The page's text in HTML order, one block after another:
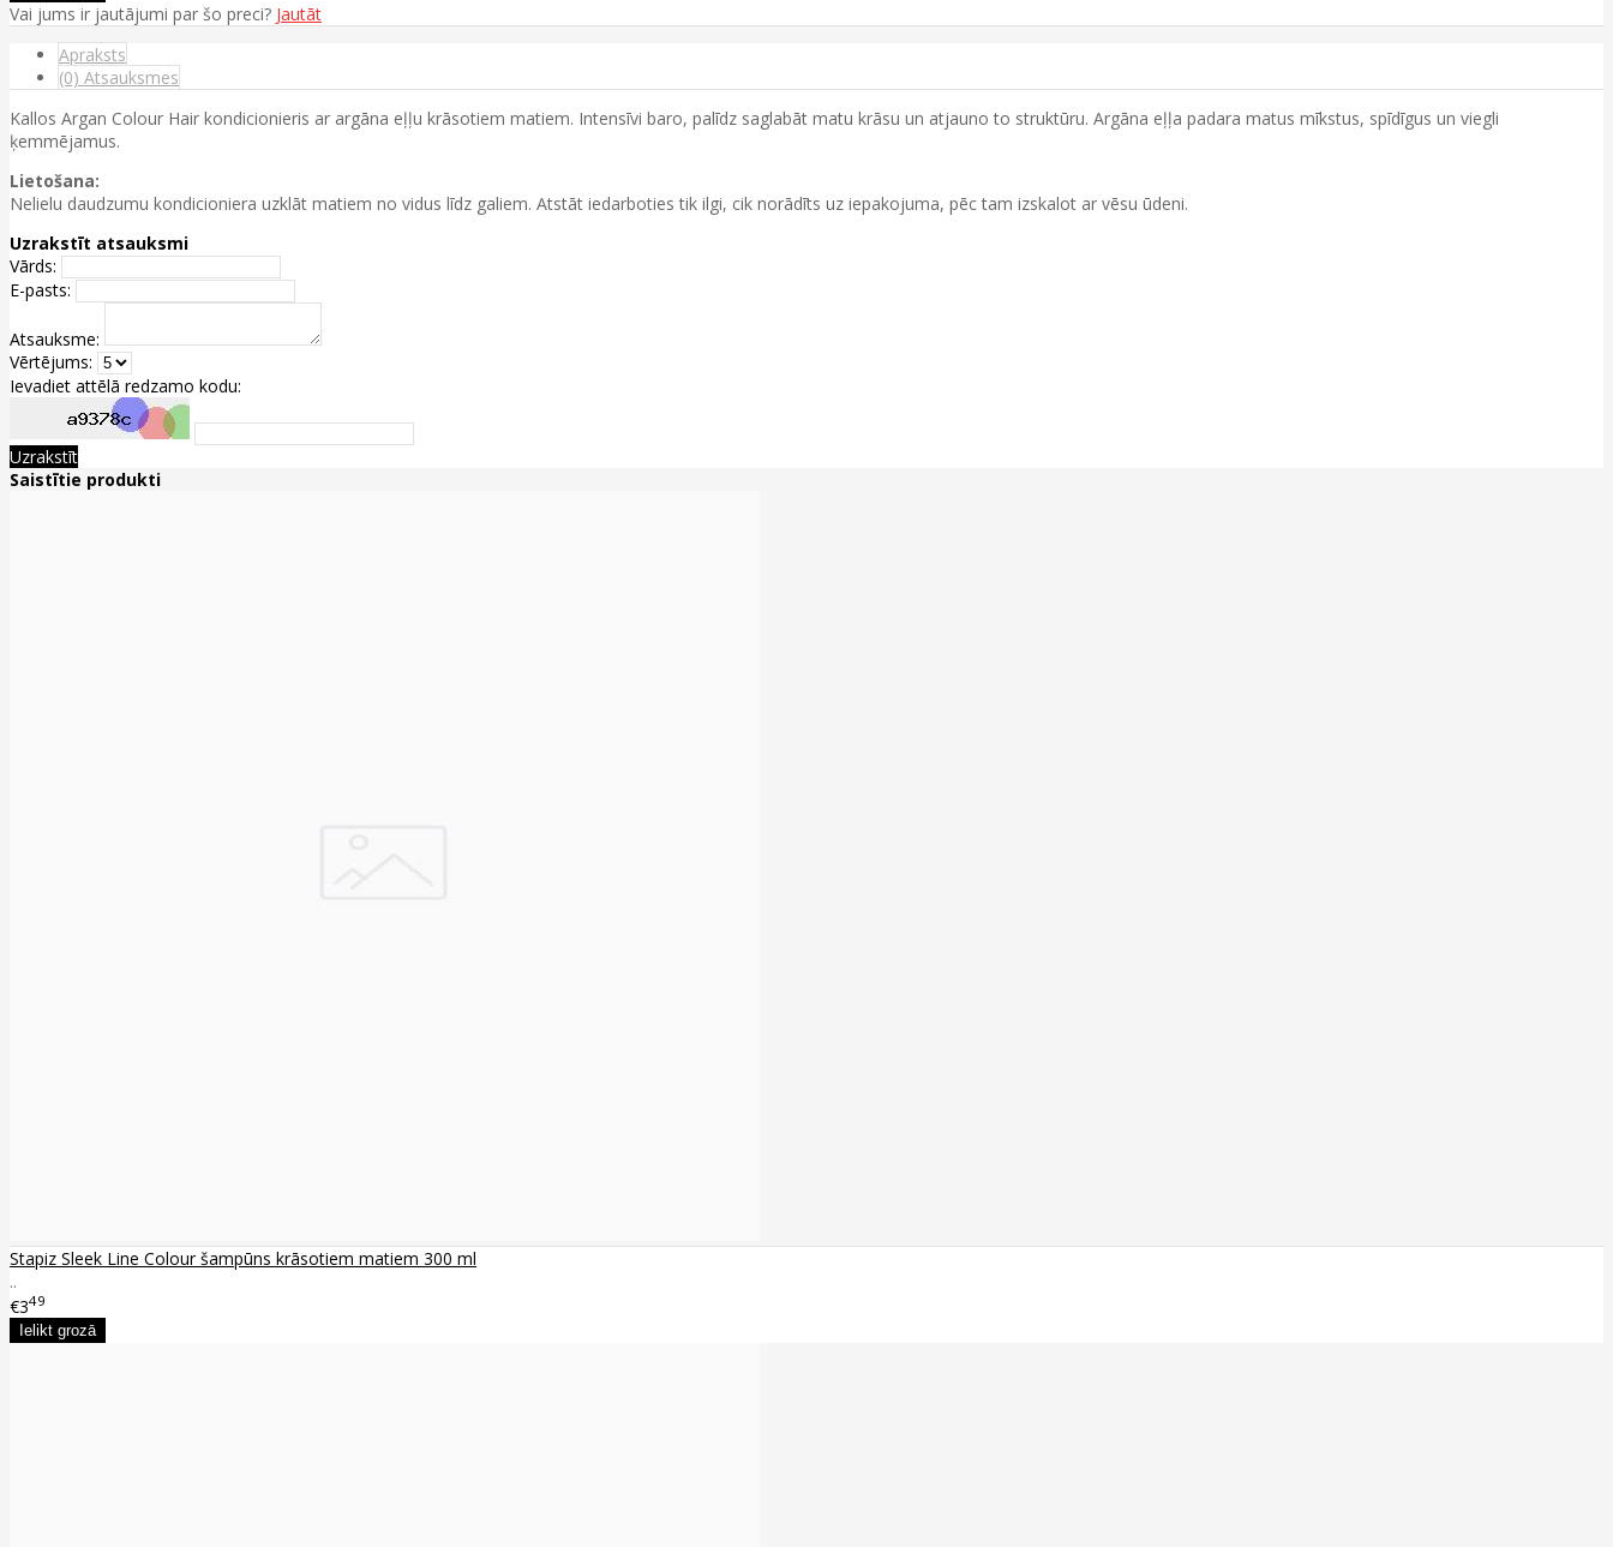
Vai jums ir jautājumi par šo preci? Jautāt
Apraksts
(0) Atsauksmes
Kallos Argan Colour Hair kondicionieris ar argāna eļļu krāsotiem matiem. Intensīvi baro, palīdz saglabāt matu krāsu un atjauno to struktūru. Argāna eļļa padara matus mīkstus, spīdīgus un viegli
ķemmējamus.
Lietošana:
Nelielu daudzumu kondicioniera uzklāt matiem no vidus līdz galiem. Atstāt iedarboties tik ilgi, cik norādīts uz iepakojuma, pēc tam izskalot ar vēsu ūdeni.
Uzrakstīt atsauksmi
Vārds:
E-pasts:
Atsauksme:
Vērtējums:
Ievadiet attēlā redzamo kodu:
Uzrakstīt
Saistītie produkti
Stapiz Sleek Line Colour šampūns krāsotiem matiem 300 ml
..
€349